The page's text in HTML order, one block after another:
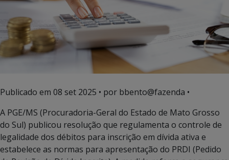
Publicado em 08 set 2025 • por bbento@fazenda •
A PGE/MS (Procuradoria-Geral do Estado de Mato Grosso
do Sul) publicou resolução que regulamenta o controle de
legalidade dos débitos para inscrição em dívida ativa e
estabelece as normas para apresentação do PRDI (Pedido